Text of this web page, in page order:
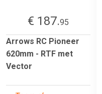
€ 187.95
Arrows RC Pioneer
620mm - RTF met
Vector